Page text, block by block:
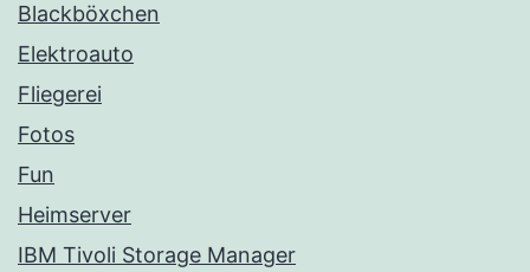
Blackböxchen
Elektroauto
Fliegerei
Fotos
Fun
Heimserver
IBM Tivoli Storage Manager